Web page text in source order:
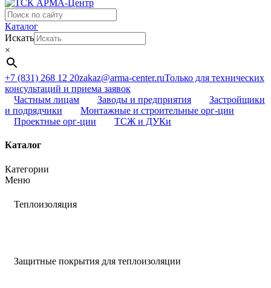
Поиск
...
Каталог
Искать
×
+7 (831) 268 12 20zakaz@arma-center.ruТолько для технических
консультаций и приема заявок
Частным лицам
Заводы и предприятия
Застройщики
и подрядчики
Монтажные и строительные орг-ции
Проектные орг-ции
ТСЖ и ДУКи
Каталог
Категории
Меню
Теплоизоляция
Защитные покрытия для теплоизоляции